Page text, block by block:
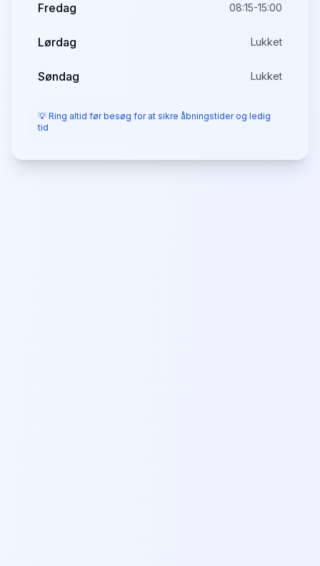
Fredag 08:15-15:00
Lørdag Lukket
Søndag Lukket
💡 Ring altid før besøg for at sikre åbningstider og ledig
tid